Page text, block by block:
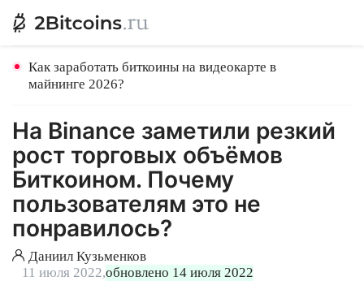
Как заработать биткоины на видеокарте в
майнинге 2026?
На Binance заметили резкий
рост торговых объёмов
Биткоином. Почему
пользователям это не
понравилось?
Даниил Кузьменков
11 июля 2022,обновлено 14 июля 2022